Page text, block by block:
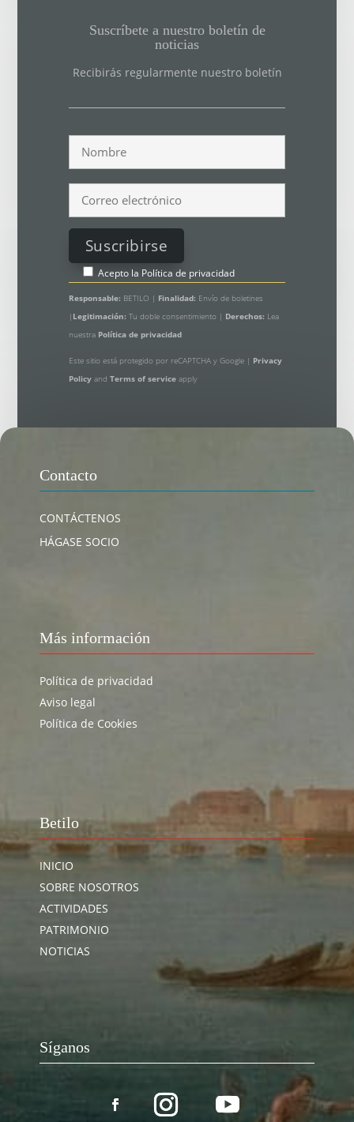
Suscríbete a nuestro boletín de
noticias
Recibirás regularmente nuestro boletín
Acepto la Política de privacidad
Responsable: BETILO | Finalidad: Envío de boletines
| Legitimación: Tu doble consentimiento | Derechos: Lea
nuestra Política de privacidad
Este sitio está protegido por reCAPTCHA y Google | Privacy
Policy and Terms of serviceapply
Contacto
CONTÁCTENOS
HÁGASE SOCIO
Más información
Política de privacidad
Aviso legal
Política de Cookies
Betilo
INICIO
SOBRE NOSOTROS
ACTIVIDADES
PATRIMONIO
NOTICIAS
Síganos